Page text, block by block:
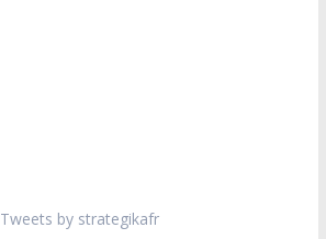
Tweets by strategikafr